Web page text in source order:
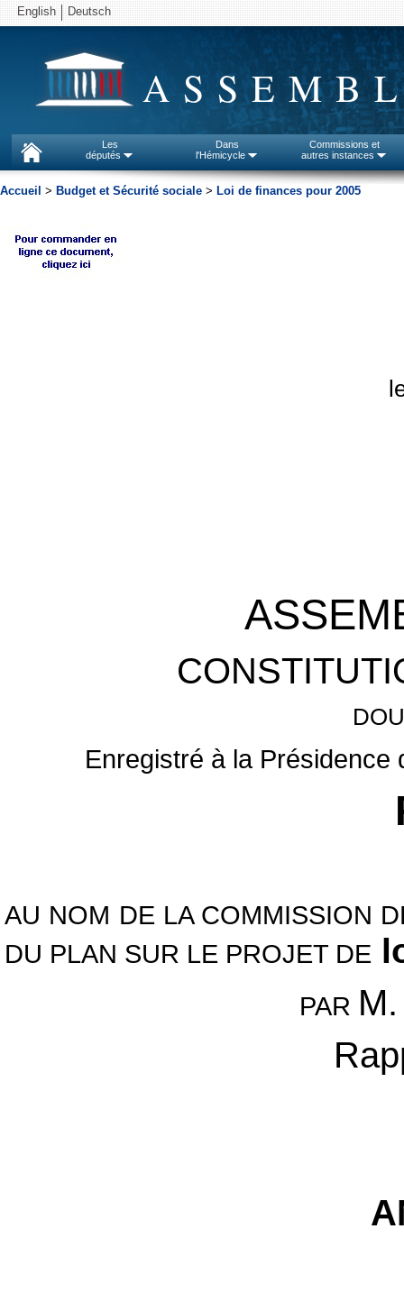
English Deutsch
Les
députés
Dans
l'Hémicycle
Commissions et
autres instances
Accueil > Budget et Sécurité sociale > Loi de finances pour 2005
Enregistré à la Présidence
AU NOM DE LA COMMISSION
DU PLAN SUR LE PROJET DE
PAR